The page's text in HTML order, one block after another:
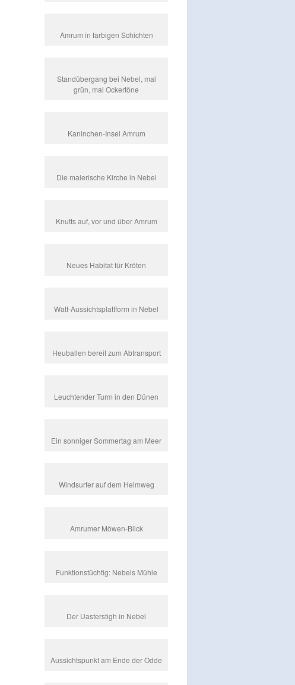
Amrum in farbigen Schichten
Standübergang bei Nebel, mal
grün, mal Ockertöne
Kaninchen-Insel Amrum
Die malerische Kirche in Nebel
Knutts auf, vor und über Amrum
Neues Habitat für Kröten
Watt-Aussichtsplattform in Nebel
Heuballen bereit zum Abtransport
Leuchtender Turm in den Dünen
Ein sonniger Sommertag am Meer
Windsurfer auf dem Heimweg
Amrumer Möwen-Blick
Funktionstüchtig: Nebels Mühle
Der Uasterstigh in Nebel
Aussichtspunkt am Ende der Odde